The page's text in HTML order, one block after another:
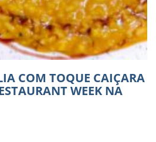
COM TOQUE CAIÇARA
WEEK NA